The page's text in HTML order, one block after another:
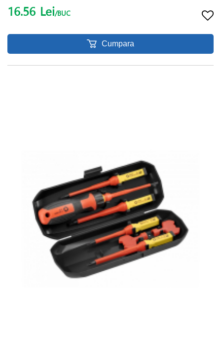
16.56 Lei/BUC
Cumpara